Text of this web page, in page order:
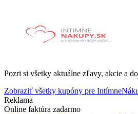
Pozri si všetky aktuálne zľavy, akcie a
Zobraziť všetky kupóny pre
Reklama
Online faktúra zadarmo